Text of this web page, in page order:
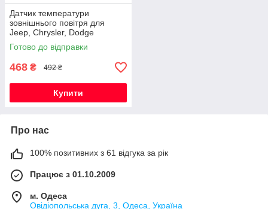
Датчик температури
зовнішнього повітря для
Jeep, Chrysler, Dodge
(05149265AB / 5149025AA /
56042395)
Готово до відправки
468 ₴ 492 ₴
Купити
Про нас
100% позитивних з 61 відгука за рік
Працює з 01.10.2009
м. Одеса
Овідіопольська дуга, 3, Одеса, Україна